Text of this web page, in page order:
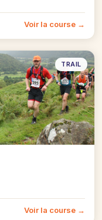
Voir la course →
TRAIL
Voir la course →